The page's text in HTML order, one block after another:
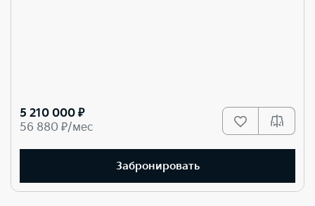
5 210 000 ₽
56 880 ₽/мес
Забронировать